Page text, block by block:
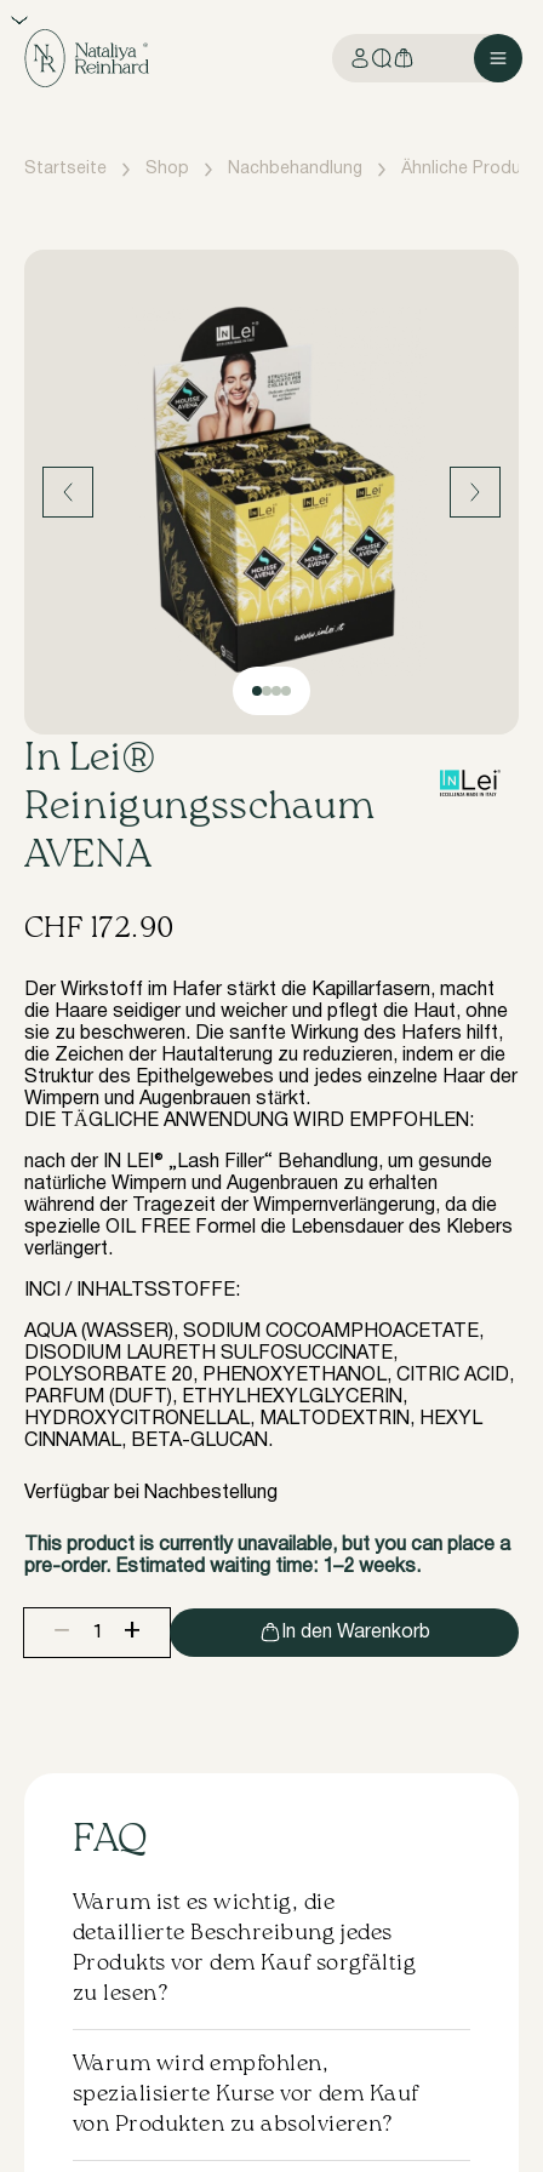
Startseite Shop Nachbehandlung Ähnliche
In Lei®
Reinigungsschaum
AVENA
CHF 172.90
Der Wirkstoff im Hafer stärkt die Kapillarfasern, macht
die Haare seidiger und weicher und pflegt die Haut, ohne
sie zu beschweren. Die sanfte Wirkung des Hafers hilft,
die Zeichen der Hautalterung zu reduzieren, indem er die
Struktur des Epithelgewebes und jedes einzelne Haar der
Wimpern und Augenbrauen stärkt.
DIE TÄGLICHE ANWENDUNG WIRD EMPFOHLEN:
nach der IN LEI® „Lash Filler“ Behandlung, um gesunde
natürliche Wimpern und Augenbrauen zu erhalten
während der Tragezeit der Wimpernverlängerung, da die
spezielle OIL FREE Formel die Lebensdauer des Klebers
verlängert.
INCI / INHALTSSTOFFE:
AQUA (WASSER), SODIUM COCOAMPHOACETATE,
DISODIUM LAURETH SULFOSUCCINATE,
POLYSORBATE 20, PHENOXYETHANOL, CITRIC ACID,
PARFUM (DUFT), ETHYLHEXYLGLYCERIN,
HYDROXYCITRONELLAL, MALTODEXTRIN, HEXYL
CINNAMAL, BETA-GLUCAN.
Verfügbar bei Nachbestellung
This product is currently unavailable, but you can place a
pre-order. Estimated waiting time: 1–2 weeks.
−
In
Lei®
+ In den Warenkorb
FAQ
Warum ist es wichtig, die
detaillierte Beschreibung jedes
Produkts vor dem Kauf sorgfältig
zu lesen?
Beschreibung, die vor dem Kauf
sorgfältig durchgelesen werden sollte.
Dies hilft Ihnen, die Eigenschaften und die
Anwendung des ausgewählten Materials
Warum wird empfohlen,
spezialisierte Kurse vor dem Kauf
von Produkten zu absolvieren?